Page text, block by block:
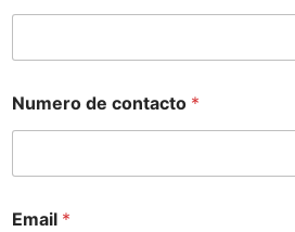
Numero de contacto *
Email *